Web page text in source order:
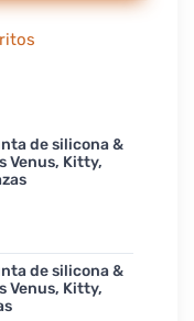
de silicona &
Venus, Kitty,
de silicona &
Venus, Kitty,